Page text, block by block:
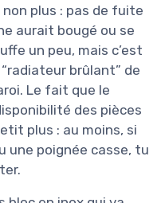
plus : pas de fuite
aurait bougé ou se
un peu, mais c’est
brûlant” de
Le fait que le
des pièces
plus : au moins, si
une poignée casse, tu